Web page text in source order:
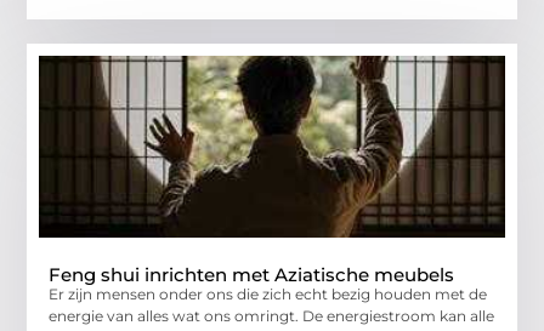
Feng shui inrichten met Aziatische meubels
Er zijn mensen onder ons die zich echt bezig houden met de
energie van alles wat ons omringt. De energiestroom kan alle